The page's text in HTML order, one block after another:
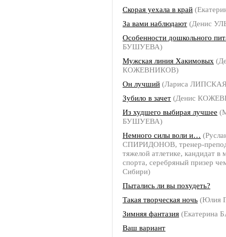
Скорая уехала в край
За вами наблюдают (Денис
Особенности дошкольного
БУШУЕВА)
Мужская линия Хакимовых
КОЖЕВНИКОВ)
Он лучший (Лариса
Зубило в зачет (Денис
Из худшего выбирая лучшее
БУШУЕВА)
Немного силы воли и…
СПИРИДОНОВ, тренер-
тяжелой атлетике, кандидат в
спорта, серебряный призер
Сибири)
Пытались ли вы похудеть?
Такая творческая ночь (Юлия
Зимняя фантазия (Екатерина
Ваш вариант